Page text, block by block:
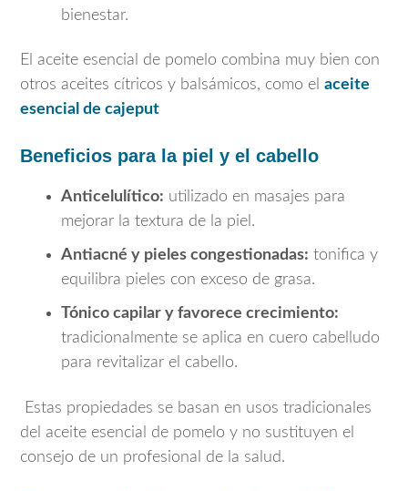
bienestar.
El aceite esencial de pomelo combina muy bien con
otros aceites cítricos y balsámicos, como el aceite
esencial de cajeput
Beneficios para la piel y el cabello
Anticelulítico: utilizado en masajes para
mejorar la textura de la piel.
Antiacné y pieles congestionadas: tonifica y
equilibra pieles con exceso de grasa.
Tónico capilar y favorece crecimiento:
tradicionalmente se aplica en cuero cabelludo
para revitalizar el cabello.
Estas propiedades se basan en usos tradicionales
del aceite esencial de pomelo y no sustituyen el
consejo de un profesional de la salud.